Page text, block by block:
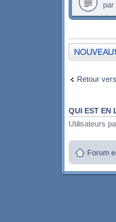
par
Publier un
Retour
QUI EST EN
Utilisateurs
Forum